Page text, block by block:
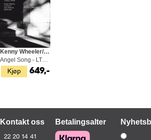
Kjøp
Kenny Wheeler/Lee Konitz/Dave Holland
Angel Song - LTD (2LP)
649,-
Kontakt oss
22 20 14 41
Betalingsalternativer